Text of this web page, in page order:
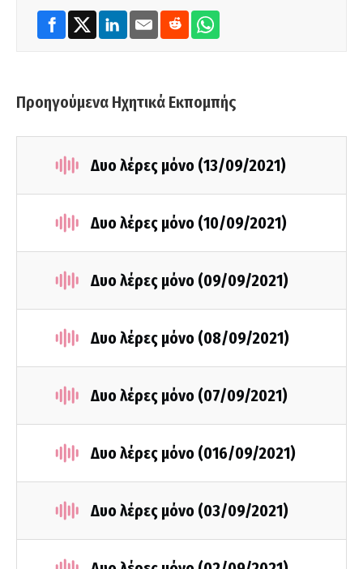
Προηγούμενα Ηχητικά Εκπομπής
Δυο λέρες μόνο (13/09/2021)
Δυο λέρες μόνο (10/09/2021)
Δυο λέρες μόνο (09/09/2021)
Δυο λέρες μόνο (08/09/2021)
Δυο λέρες μόνο (07/09/2021)
Δυο λέρες μόνο (016/09/2021)
Δυο λέρες μόνο (03/09/2021)